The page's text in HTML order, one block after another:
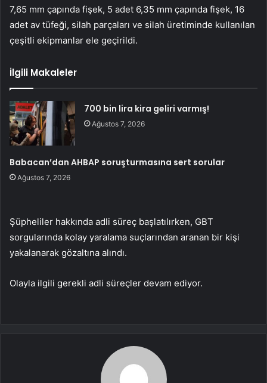
7,65 mm çapında fişek, 5 adet 6,35 mm çapında fişek, 16
adet av tüfeği, silah parçaları ve silah üretiminde kullanılan
çeşitli ekipmanlar ele geçirildi.
İlgili Makaleler
700 bin lira kira geliri varmış!
Ağustos 7, 2026
Babacan’dan AHBAP soruşturmasına sert sorular
Ağustos 7, 2026
Şüpheliler hakkında adli süreç başlatılırken, GBT
sorgularında kolay yaralama suçlarından aranan bir kişi
yakalanarak gözaltına alındı.
Olayla ilgili gerekli adli süreçler devam ediyor.